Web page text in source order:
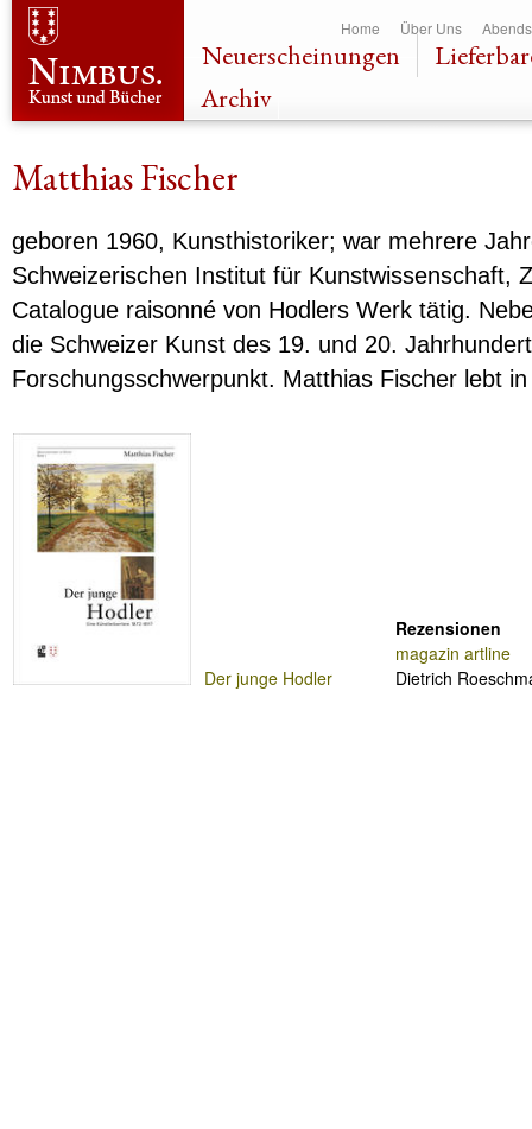
Home Über Uns
Neuerscheinungen
Archiv
Matthias Fischer
geboren 1960, Kunsthistoriker; war mehrere
Schweizerischen Institut für Kunstwissenschaft,
Catalogue raisonné von Hodlers Werk tätig.
die Schweizer Kunst des 19. und 20.
Forschungsschwerpunkt. Matthias Fischer lebt
Der junge Hodler
Rezensionen
magazin artline
Dietrich